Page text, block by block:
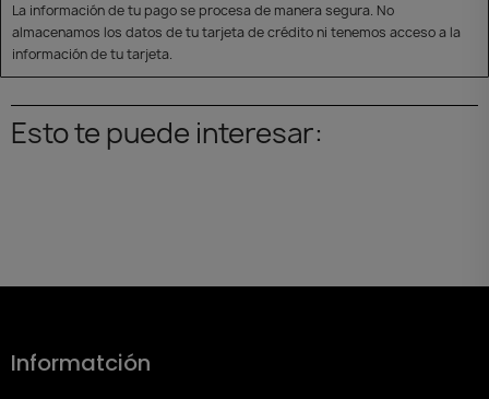
La información de tu pago se procesa de manera segura. No
almacenamos los datos de tu tarjeta de crédito ni tenemos acceso a la
información de tu tarjeta.
Esto te puede interesar:
Informatción